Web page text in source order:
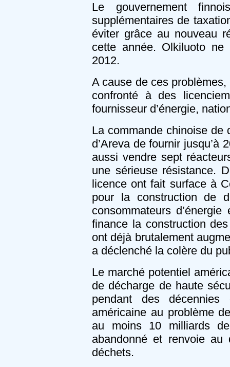
Le gouvernement
supplémentaires de
éviter grâce au nouveau
cette année. Olkiluoto ne
2012.
A cause de ces
confronté à des
fournisseur d’énergie,
La commande chinoise de
d’Areva de fournir jusqu’à
aussi vendre sept
une sérieuse résistance.
licence ont fait surface à
pour la construction de
consommateurs
finance la construction
ont déjà brutalement
a déclenché la colère du
Le marché potentiel
de décharge de haute
pendant des décennies
américaine au problème
au moins 10 milliards
abandonné et renvoie au
déchets.